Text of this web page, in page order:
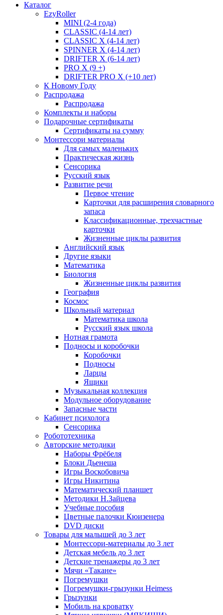
Каталог
EzyRoller
MINI (2-4 года)
CLASSIC (4-14 лет)
CLASSIC X (4-14 лет)
SPINNER X (4-14 лет)
DRIFTER X (6-14 лет)
PRO X (9 +)
DRIFTER PRO X (+10 лет)
К Новому Году
Распродажа
Распродажа
Комплекты и наборы
Подарочные сертификаты
Сертификаты на сумму
Монтессори материалы
Для самых маленьких
Практическая жизнь
Сенсорика
Русский язык
Развитие речи
Первое чтение
Карточки для расширения словарного
запаса
Классификационные, трехчастные
карточки
Жизненные циклы развития
Английский язык
Другие языки
Математика
Биология
Жизненные циклы развития
География
Космос
Школьный материал
Математика школа
Русский язык школа
Нотная грамота
Подносы и коробочки
Коробочки
Подносы
Ларцы
Ящики
Музыкальная коллекция
Модульное оборудование
Запасные части
Кабинет психолога
Сенсорика
Робототехника
Авторские методики
Наборы Фрёбеля
Блоки Дьенеша
Игры Воскобовича
Игры Никитина
Математический планшет
Методики Н.Зайцева
Учебные пособия
Цветные палочки Кюизенера
DVD диски
Товары для малышей до 3 лет
Монтессори-материалы до 3 лет
Детская мебель до 3 лет
Детские тренажеры до 3 лет
Мячи «Такане»
Погремушки
Погремушки-грызунки Heimess
Грызунки
Мобиль на кроватку